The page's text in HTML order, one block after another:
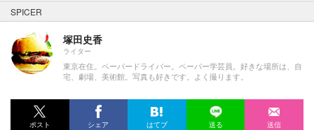
SPICER
塚田史香
ライター
東京在住。ペーパードライバー。ペーパー学芸員。好きな場所は、自
宅、劇場、美術館。写真も好きです。よく撮ります。
ポスト シェア はてブ 送る 送信